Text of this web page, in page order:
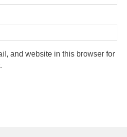
and website in this browser for